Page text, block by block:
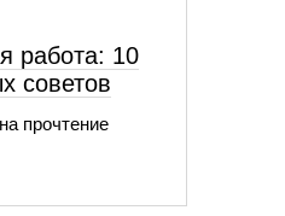
работа: 10
советов
прочтение